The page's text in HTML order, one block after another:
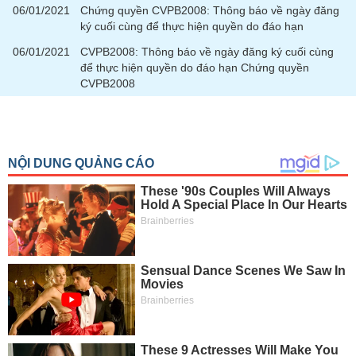
06/01/2021
Chứng quyền CVPB2008: Thông báo về ngày đăng
ký cuối cùng để thực hiện quyền do đáo hạn
06/01/2021
CVPB2008: Thông báo về ngày đăng ký cuối cùng
để thực hiện quyền do đáo hạn Chứng quyền
CVPB2008
cụ
Truyền
thông
tài
chính
Dữ
liệu